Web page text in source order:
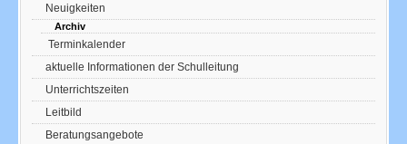
Neuigkeiten
Archiv
Terminkalender
aktuelle Informationen der Schulleitung
Unterrichtszeiten
Leitbild
Beratungsangebote